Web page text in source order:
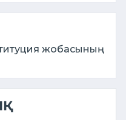
жобасының